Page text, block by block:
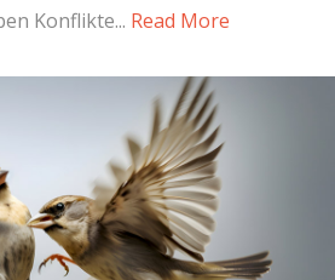
Konflikte... Read More